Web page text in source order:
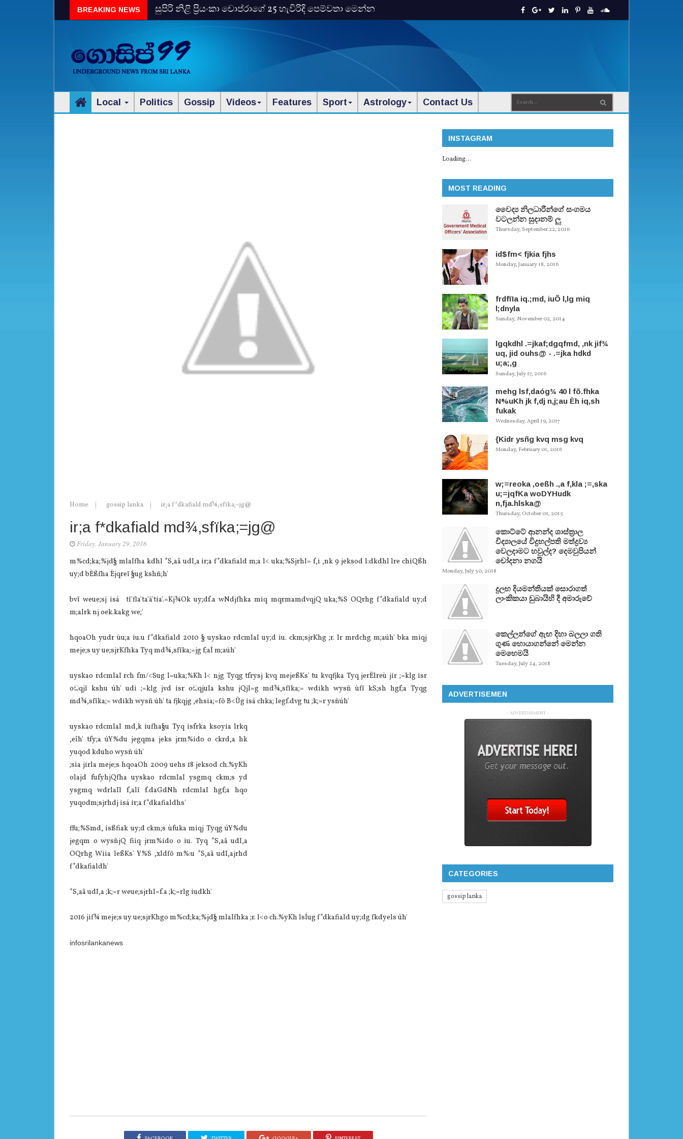
BREAKING NEWS සුපිරි නිළි ප්‍රියංකා චොප්රාගේ 25 හැවිරිදි පෙම්වතා මෙන්න
Local Politics Gossip Videos Features Sport Astrology Contact Us
Home gossip lanka ir;a f*dkafiald md¾,sfïka;=jg@
ir;a f*dkafiald md¾,sfïka;=jg@
Friday, January 29, 2016
m%cd;ka;%jd§ mlaIfha kdhl *S,aâ udI,a ir;a f*dkafiald m;a l< uka;%Sjrhl= f,i ,nk 9 jeksod l:dkdhl lre chiQßh
uy;d bÈßfha Èjqreï §ug kshñ;h'
bvï weue;sj isá tï'fla'ta'ã'tia'.=Kj¾Ok uy;df.a wNdjfhka miq mqrmamdvqjQ uka;%S OQrhg f*dkafiald uy;d
m;alrk nj oek.kakg we;'
hqoaOh yudr ùu;a iu.u f*dkafiald 2010 § uyskao rdcmlaI uy;d iu. ckm;sjrKhg ;r. lr mrdchg m;aúh' bka miqj
meje;s uy ue;sjrKfhka Tyq md¾,sfïka;=jg f;aÍ m;aúh'
uyskao rdcmlaI rch fm/<Sug l=uka;%Kh l< njg Tyqg tfrysj kvq mejeßKs' tu kvqfjka Tyq jerÈlreù jir ;=klg isr
oඬqjï kshu úh' udi ;=klg jvd isr oඬqjula kshu jQjl=g md¾,sfïka;= wdikh wysñ ùfï kS;sh hgf;a Tyqg
md¾,sfïka;= wdikh wysñ úh' ta fjkqjg ,ehsia;=fõ B<Ûg isá chka; legf.dvg tu ;k;=r ysñúh'
uyskao rdcmlaI md,k iufha§u Tyq isfrka ksoyia lrkq
,eîh' tfy;a úY%du jegqma jeks jrm%ido o ckrd,a hk
yuqod kduho wysñ úh'
;sia jirla meje;s hqoaOh 2009 uehs 18 jeksod ch.%yKh
olajd fufyhjQfha uyskao rdcmlaI ysgmq ckm;s yd
ysgmq wdrlaIl f,alï f.daGdNh rdcmlaI hgf;a hqo
yuqodm;sjrhdj isá ir;a f*dkafialdhs'
ffu;%Smd, isßfiak uy;d ckm;s ùfuka miqj Tyqg úY%du
jegqm o wysñjQ fiiq jrm%ido o iu. Tyq *S,aâ udI,a
OQrhg Wiia leßKs' Y%S ,xldfõ m%:u *S,aâ udI,ajrhd
f*dkafialdh'
*S,aâ udI,a ;k;=r weue;sjrhl=f.a ;k;=rlg iudkh'
2016 jif¾ meje;s uy ue;sjrKhgo m%cd;ka;%jd§ mlaIfhka ;r. l<o ch.%yKh lsÍug f*dkafiald uy;dg fkdyels úh'
infosrilankanews
INSTAGRAM
Loading...
MOST READING
වෛද්‍ය නිලධාරීන්ගේ සංගමය
වටලන්න සුදානම් ලු
Thursday, September 22, 2016
id$fm< fjkia fjhs
Monday, January 18, 2016
frdfïIa iq.;md, iuÕ l,lg miq
l;dnyla
Sunday, November 02, 2014
lgqkdhl .=jkaf;dgqfmd, ,nk jif¾
uq, jid ouhs@ - .=jka hdkd
u;a;,g
Sunday, July 17, 2016
mehg lsf,daóg¾ 40 l fõ.fhka
N%uKh jk f,dj n,j;au Èh iq,sh
fukak
Wednesday, April 19, 2017
{Kidr ysñg kvq msg kvq
Monday, February 01, 2016
w;=reoka ,oeßh .,a f,kla ;=,ska
u;=jqfKa woDYHudk
n,fja.hlska@
Thursday, October 01, 2015
කොට්ටේ ආනන්ද ශාස්ත‍්‍රාල
විද්‍යාලයේ විදුහල්පති මත්ද්‍රව්‍ය
වෙලදාමට හවුල්ද? දෙමවුපියන්
චෝදනා නගයි
Monday, July 30, 2018
දුලභ දියමන්තියක් සොරාගත්
ලාංකිකයා ඩුබායිහි දී අමාරුවේ
කෙල්ලන්ගේ ඇඟ දිහා බලලා ගති
ගුණ හොයාගන්නේ මෙන්න
මෙහෙමයි
Tuesday, July 24, 2018
ADVERTISEMEN
- ADVERTISEMENT -
CATEGORIES
gossip lanka